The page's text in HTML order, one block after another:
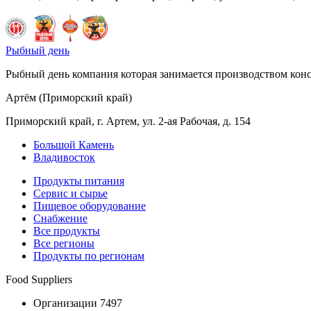
Рыбный день
Рыбный день компания которая занимается производством
Артём (Приморский край)
Приморский край, г. Артем, ул. 2-ая Рабочая, д. 154
Большой Камень
Владивосток
Продукты питания
Сервис и сырье
Пищевое оборудование
Снабжение
Все продукты
Все регионы
Продукты по регионам
Food Suppliers
Организации 7497